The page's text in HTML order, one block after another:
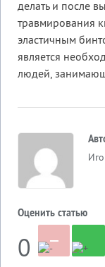
делать и после
травмирования
эластичным
является
людей,
Оценить статью
0